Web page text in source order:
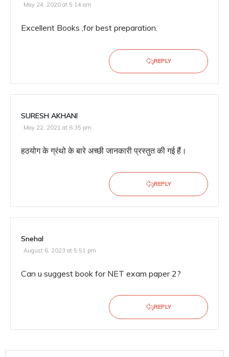
May 24, 2020 at 5:14 am
Excellent Books ,for best preparation.
REPLY
SURESH AKHANI
May 22, 2021 at 6:35 pm
हठयोग के ग्रंथो के बारे अच्छी जानकारी प्रस्तुत की गई हैं।
REPLY
Snehal
August 6, 2023 at 5:51 pm
Can u suggest book for NET exam paper 2?
REPLY